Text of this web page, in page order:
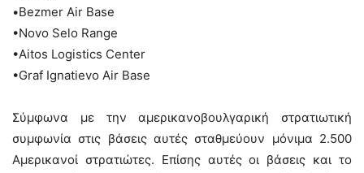
•Bezmer Air Base
•Novo Selo Range
•Aitos Logistics Center
•Graf Ignatievo Air Base
Σύμφωνα με την αμερικανοβουλγαρική στρατιωτική
συμφωνία στις βάσεις αυτές σταθμεύουν μόνιμα 2.500
Αμερικανοί στρατιώτες. Επίσης αυτές οι βάσεις και το